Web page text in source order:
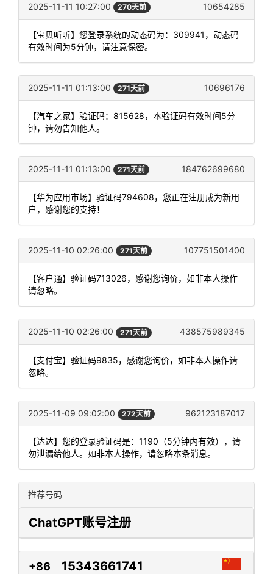
2025-11-11 10:27:00 270天前 10654285
【宝贝听听】您登录系统的动态码为：309941，动态码
有效时间为5分钟，请注意保密。
2025-11-11 01:13:00 271天前 10696176
【汽车之家】验证码：815628，本验证码有效时间5分
钟，请勿告知他人。
2025-11-11 01:13:00 271天前 184762699680
【华为应用市场】验证码794608，您正在注册成为新用
户，感谢您的支持！
2025-11-10 02:26:00 271天前 107751501400
【客户通】验证码713026，感谢您询价，如非本人操作
请忽略。
2025-11-10 02:26:00 271天前 438575989345
【支付宝】验证码9835，感谢您询价，如非本人操作请
忽略。
2025-11-09 09:02:00 272天前 962123187017
【达达】您的登录验证码是：1190（5分钟内有效），请
勿泄漏给他人。如非本人操作，请忽略本条消息。
推荐号码
ChatGPT账号注册
+86 15343661741